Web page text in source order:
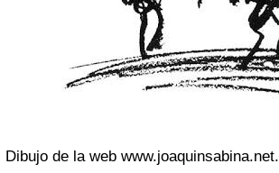
Dibujo de la web www.joaquinsabina.net.